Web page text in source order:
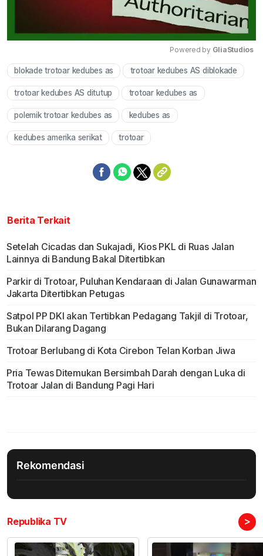
Mute
Powered by GliaStudios
blokade trotoar kedubes as trotoar kedubes AS diblokade
trotoar kedubes AS ditutup trotoar kedubes as
polemik trotoar kedubes as kedubes as
kedubes amerika serikat trotoar
Berita Terkait
Setelah Cicadas dan Sukajadi, Kios PKL di Ruas Jalan
Lainnya di Bandung Bakal Ditertibkan
Parkir di Trotoar, Puluhan Kendaraan di Jalan Gunawarman
Jakarta Ditertibkan Petugas
Satpol PP DKI akan Tertibkan Pedagang Takjil di Trotoar,
Bukan Dilarang Dagang
Trotoar Berlubang di Kota Cirebon Telan Korban Jiwa
Pria Tewas Ditemukan Bersimbah Darah dengan Luka di
Trotoar Jalan di Bandung Pagi Hari
Rekomendasi
Republika TV >